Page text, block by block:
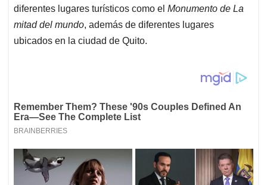
diferentes lugares turísticos como el Monumento de La
mitad del mundo, además de diferentes lugares
ubicados en la ciudad de Quito.